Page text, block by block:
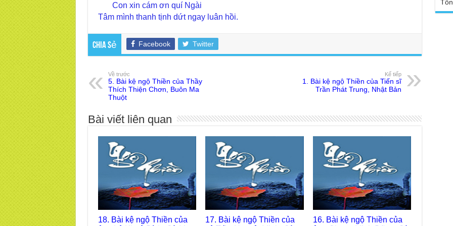
Con xin cám ơn quí Ngài
Tâm mình thanh tịnh dứt ngay luân hồi.
Chia sẻ Facebook Twitter
Về trước
5. Bài kệ ngộ Thiền của Thầy
Thích Thiện Chơn, Buôn Ma
Thuột
Kế tiếp
1. Bài kệ ngộ Thiền của Tiến sĩ
Trần Phát Trung, Nhật Bản
Bài viết liên quan
18. Bài kệ ngộ Thiền của
17. Bài kệ ngộ Thiền của
16. Bài kệ ngộ Thiền của